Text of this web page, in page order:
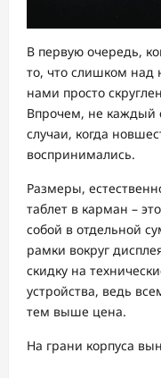
В первую очередь,
то, что слишком над
нами просто
Впрочем, не каждый
случаи, когда
воспринимались.
Размеры,
таблет в карман –
собой в отдельной
рамки вокруг
скидку на
устройства, ведь
тем выше цена.
На грани корпуса